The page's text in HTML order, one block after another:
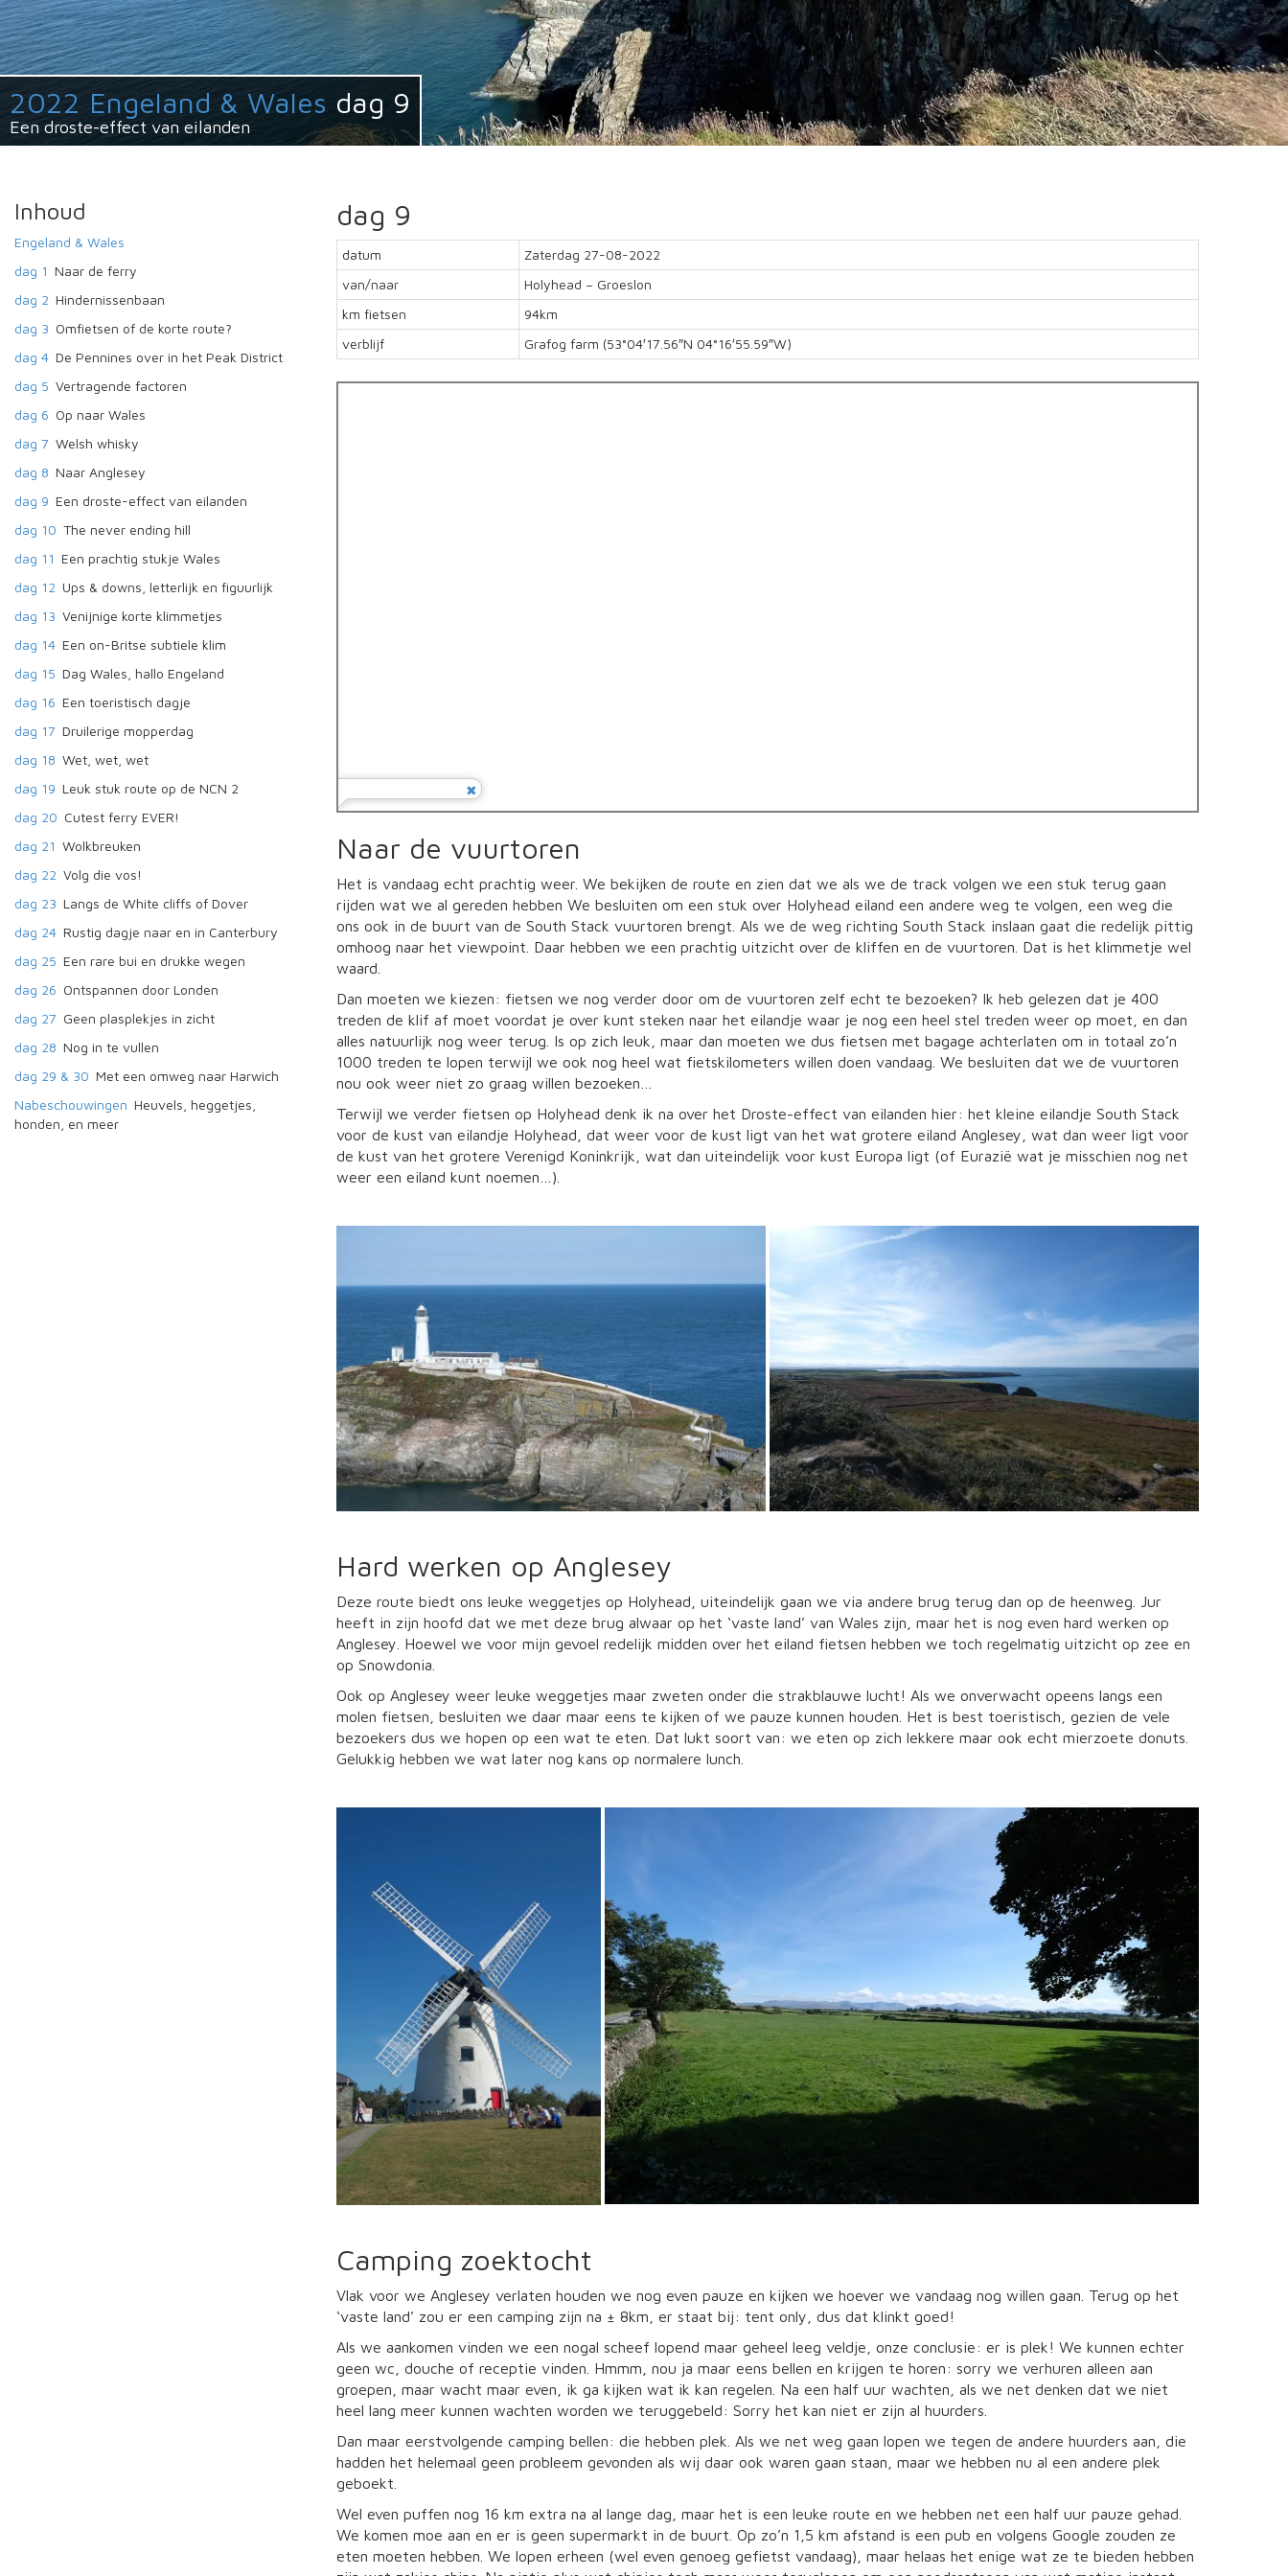
2022 Engeland & Wales dag 9
Een droste-effect van eilanden
dag 9
datum
Zaterdag 27-08-2022
van/naar
Holyhead – Groeslon
km fietsen
94km
verblijf
Grafog farm (53°04′17.56″N 04°16′55.59″W)
Naar de vuurtoren
Het is vandaag echt prachtig weer. We bekijken de route en zien dat we als we de track volgen we een stuk terug gaan
rijden wat we al gereden hebben We besluiten om een stuk over Holyhead eiland een andere weg te volgen, een weg die
ons ook in de buurt van de South Stack vuurtoren brengt. Als we de weg richting South Stack inslaan gaat die redelijk pittig
omhoog naar het viewpoint. Daar hebben we een prachtig uitzicht over de kliffen en de vuurtoren. Dat is het klimmetje wel
waard.
Dan moeten we kiezen: fietsen we nog verder door om de vuurtoren zelf echt te bezoeken? Ik heb gelezen dat je 400
treden de klif af moet voordat je over kunt steken naar het eilandje waar je nog een heel stel treden weer op moet, en dan
alles natuurlijk nog weer terug. Is op zich leuk, maar dan moeten we dus fietsen met bagage achterlaten om in totaal zo’n
1000 treden te lopen terwijl we ook nog heel wat fietskilometers willen doen vandaag. We besluiten dat we de vuurtoren
nou ook weer niet zo graag willen bezoeken…
Terwijl we verder fietsen op Holyhead denk ik na over het Droste-effect van eilanden hier: het kleine eilandje South Stack
voor de kust van eilandje Holyhead, dat weer voor de kust ligt van het wat grotere eiland Anglesey, wat dan weer ligt voor
de kust van het grotere Verenigd Koninkrijk, wat dan uiteindelijk voor kust Europa ligt (of Eurazië wat je misschien nog net
weer een eiland kunt noemen…).
Hard werken op Anglesey
Deze route biedt ons leuke weggetjes op Holyhead, uiteindelijk gaan we via andere brug terug dan op de heenweg. Jur
heeft in zijn hoofd dat we met deze brug alwaar op het ‘vaste land’ van Wales zijn, maar het is nog even hard werken op
Anglesey. Hoewel we voor mijn gevoel redelijk midden over het eiland fietsen hebben we toch regelmatig uitzicht op zee en
op Snowdonia.
Ook op Anglesey weer leuke weggetjes maar zweten onder die strakblauwe lucht! Als we onverwacht opeens langs een
molen fietsen, besluiten we daar maar eens te kijken of we pauze kunnen houden. Het is best toeristisch, gezien de vele
bezoekers dus we hopen op een wat te eten. Dat lukt soort van: we eten op zich lekkere maar ook echt mierzoete donuts.
Gelukkig hebben we wat later nog kans op normalere lunch.
Camping zoektocht
Vlak voor we Anglesey verlaten houden we nog even pauze en kijken we hoever we vandaag nog willen gaan. Terug op het
‘vaste land’ zou er een camping zijn na ± 8km, er staat bij: tent only, dus dat klinkt goed!
Als we aankomen vinden we een nogal scheef lopend maar geheel leeg veldje, onze conclusie: er is plek! We kunnen echter
geen wc, douche of receptie vinden. Hmmm, nou ja maar eens bellen en krijgen te horen: sorry we verhuren alleen aan
groepen, maar wacht maar even, ik ga kijken wat ik kan regelen. Na een half uur wachten, als we net denken dat we niet
heel lang meer kunnen wachten worden we teruggebeld: Sorry het kan niet er zijn al huurders.
Dan maar eerstvolgende camping bellen: die hebben plek. Als we net weg gaan lopen we tegen de andere huurders aan, die
hadden het helemaal geen probleem gevonden als wij daar ook waren gaan staan, maar we hebben nu al een andere plek
geboekt.
Wel even puffen nog 16 km extra na al lange dag, maar het is een leuke route en we hebben net een half uur pauze gehad.
We komen moe aan en er is geen supermarkt in de buurt. Op zo’n 1,5 km afstand is een pub en volgens Google zouden ze
eten moeten hebben. We lopen erheen (wel even genoeg gefietst vandaag), maar helaas het enige wat ze te bieden hebben
Inhoud
Engeland & Wales
dag 1 Naar de ferry
dag 2 Hindernissenbaan
dag 3 Omfietsen of de korte route?
dag 4 De Pennines over in het Peak District
dag 5 Vertragende factoren
dag 6 Op naar Wales
dag 7 Welsh whisky
dag 8 Naar Anglesey
dag 9 Een droste-effect van eilanden
dag 10 The never ending hill
dag 11 Een prachtig stukje Wales
dag 12 Ups & downs, letterlijk en figuurlijk
dag 13 Venijnige korte klimmetjes
dag 14 Een on-Britse subtiele klim
dag 15 Dag Wales, hallo Engeland
dag 16 Een toeristisch dagje
dag 17 Druilerige mopperdag
dag 18 Wet, wet, wet
dag 19 Leuk stuk route op de NCN 2
dag 20 Cutest ferry EVER!
dag 21 Wolkbreuken
dag 22 Volg die vos!
dag 23 Langs de White cliffs of Dover
dag 24 Rustig dagje naar en in Canterbury
dag 25 Een rare bui en drukke wegen
dag 26 Ontspannen door Londen
dag 27 Geen plasplekjes in zicht
dag 28 Nog in te vullen
dag 29 & 30 Met een omweg naar Harwich
Nabeschouwingen Heuvels, heggetjes,
honden, en meer